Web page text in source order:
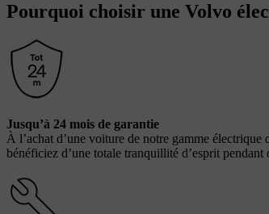
Pourquoi choisir une Volvo
Jusqu’à 24 mois de garantie
À l’achat d’une voiture de notre gamme électrique
bénéficiez d’une totale tranquillité d’esprit pendant